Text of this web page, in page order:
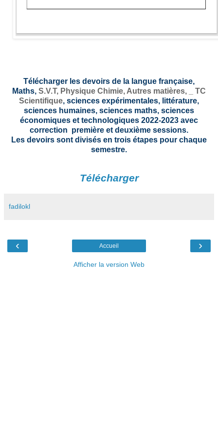
Télécharger les devoirs de la langue française,
Maths, S.V.T, Physique Chimie, Autres matières, _ TC
Scientifique, sciences expérimentales, littérature,
sciences humaines, sciences maths, sciences
économiques et technologiques 2022-2023 avec
correction première et deuxième sessions.
Les devoirs sont divisés en trois étapes pour chaque
semestre.
Télécharger
fadilokl
‹ ›
Accueil
Afficher la version Web